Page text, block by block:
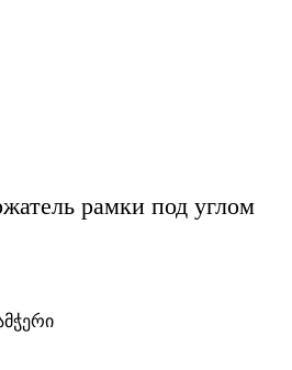
рамки под углом